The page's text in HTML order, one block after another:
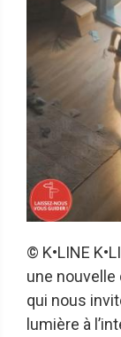
© K•LINE
une
qui nous
lumière à